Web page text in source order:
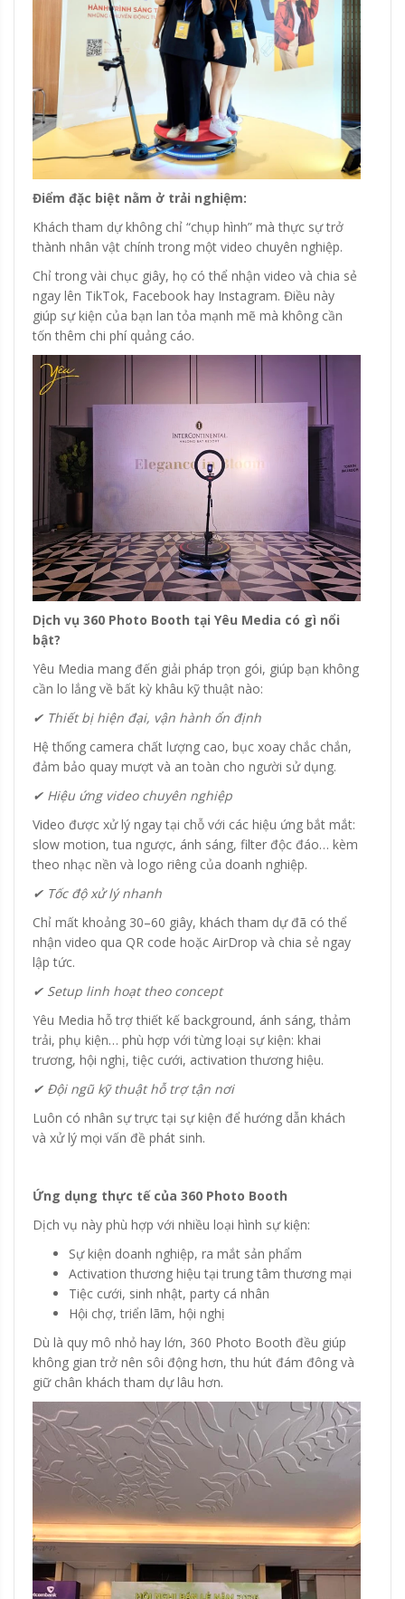
Điểm đặc biệt nằm ở trải nghiệm:
Khách tham dự không chỉ “chụp hình” mà thực sự trở
thành nhân vật chính trong một video chuyên nghiệp.
Chỉ trong vài chục giây, họ có thể nhận video và chia sẻ
ngay lên TikTok, Facebook hay Instagram. Điều này
giúp sự kiện của bạn lan tỏa mạnh mẽ mà không cần
tốn thêm chi phí quảng cáo.
Dịch vụ 360 Photo Booth tại Yêu Media có gì nổi
bật?
Yêu Media mang đến giải pháp trọn gói, giúp bạn không
cần lo lắng về bất kỳ khâu kỹ thuật nào:
✔ Thiết bị hiện đại, vận hành ổn định
Hệ thống camera chất lượng cao, bục xoay chắc chắn,
đảm bảo quay mượt và an toàn cho người sử dụng.
✔ Hiệu ứng video chuyên nghiệp
Video được xử lý ngay tại chỗ với các hiệu ứng bắt mắt:
slow motion, tua ngược, ánh sáng, filter độc đáo… kèm
theo nhạc nền và logo riêng của doanh nghiệp.
✔ Tốc độ xử lý nhanh
Chỉ mất khoảng 30–60 giây, khách tham dự đã có thể
nhận video qua QR code hoặc AirDrop và chia sẻ ngay
lập tức.
✔ Setup linh hoạt theo concept
Yêu Media hỗ trợ thiết kế background, ánh sáng, thảm
trải, phụ kiện… phù hợp với từng loại sự kiện: khai
trương, hội nghị, tiệc cưới, activation thương hiệu.
✔ Đội ngũ kỹ thuật hỗ trợ tận nơi
Luôn có nhân sự trực tại sự kiện để hướng dẫn khách
và xử lý mọi vấn đề phát sinh.
Ứng dụng thực tế của 360 Photo Booth
Dịch vụ này phù hợp với nhiều loại hình sự kiện:
Sự kiện doanh nghiệp, ra mắt sản phẩm
Activation thương hiệu tại trung tâm thương mại
Tiệc cưới, sinh nhật, party cá nhân
Hội chợ, triển lãm, hội nghị
Dù là quy mô nhỏ hay lớn, 360 Photo Booth đều giúp
không gian trở nên sôi động hơn, thu hút đám đông và
giữ chân khách tham dự lâu hơn.